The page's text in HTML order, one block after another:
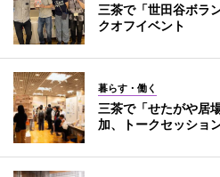
三茶で「世田谷ボラ
クオフイベント
暮らす・働く
三茶で「せたがや
加、トークセッショ